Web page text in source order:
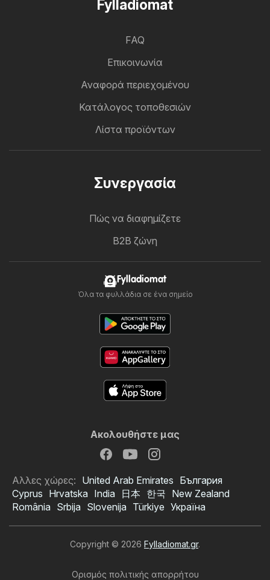
Fylladiomat
FAQ
Επικοινωνία
Αναφορά περιεχομένου
Κατάλογος τοποθεσιών
Λίστα προϊόντων
Συνεργασία
Πώς να διαφημίζετε
B2B ζώνη
Fylladiomat
Όλα τα φυλλάδια σε ένα σημείο
Ακολουθήστε μας
Αλλες χώρες: United Arab Emirates България
Cyprus Hrvatska India 日本 한국 New Zealand
România Srbija Slovenija Türkiye Україна
Copyright © 2026 Fylladiomat.gr.
Ορισμός πολιτικής απορρήτου